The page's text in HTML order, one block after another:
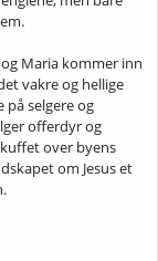
Maria kommer inn
vakre og hellige
på selgere og
offerdyr og
over byens
om Jesus et